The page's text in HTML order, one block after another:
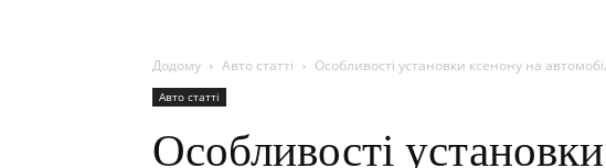
Додому Авто статті Особливості установки ксенону на
Авто статті
Особливості